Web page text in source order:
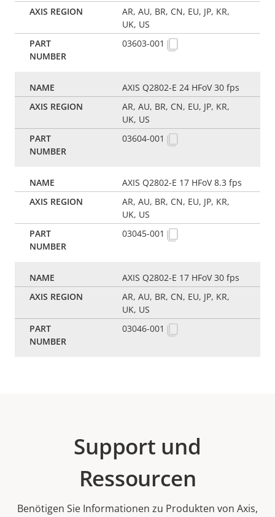
AR, AU, BR, CN, EU, JP, KR,
UK, US
03603-001
AXIS Q2802-E 24 HFoV 30 fps
AR, AU, BR, CN, EU, JP, KR,
UK, US
03604-001
AXIS Q2802-E 17 HFoV 8.3 fps
AR, AU, BR, CN, EU, JP, KR,
UK, US
03045-001
AXIS Q2802-E 17 HFoV 30 fps
AR, AU, BR, CN, EU, JP, KR,
UK, US
03046-001
Support und
Ressourcen
Benötigen Sie Informationen zu Produkten von Axis,